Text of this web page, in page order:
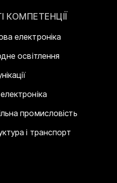
КОМПЕТЕНЦІЇ
електроніка
освітлення
промисловість
і транспорт